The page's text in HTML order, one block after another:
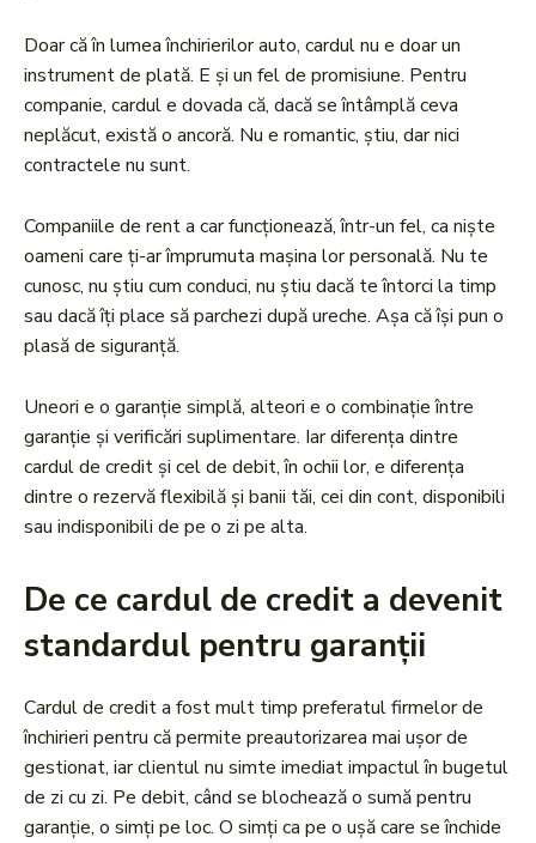
Doar că în lumea închirierilor auto, cardul nu e doar un
instrument de plată. E și un fel de promisiune. Pentru
companie, cardul e dovada că, dacă se întâmplă ceva
neplăcut, există o ancoră. Nu e romantic, știu, dar nici
contractele nu sunt.
Companiile de rent a car funcționează, într-un fel, ca niște
oameni care ți-ar împrumuta mașina lor personală. Nu te
cunosc, nu știu cum conduci, nu știu dacă te întorci la timp
sau dacă îți place să parchezi după ureche. Așa că își pun o
plasă de siguranță.
Uneori e o garanție simplă, alteori e o combinație între
garanție și verificări suplimentare. Iar diferența dintre
cardul de credit și cel de debit, în ochii lor, e diferența
dintre o rezervă flexibilă și banii tăi, cei din cont, disponibili
sau indisponibili de pe o zi pe alta.
De ce cardul de credit a devenit
standardul pentru garanții
Cardul de credit a fost mult timp preferatul firmelor de
închirieri pentru că permite preautorizarea mai ușor de
gestionat, iar clientul nu simte imediat impactul în bugetul
de zi cu zi. Pe debit, când se blochează o sumă pentru
garanție, o simți pe loc. O simți ca pe o ușă care se închide